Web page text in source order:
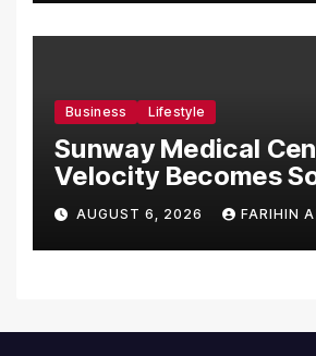
Business Lifestyle
Sunway Medical
Velocity Becomes
Asia’s First Hospital
Introduce the
NORAV Clinical
AUGUST 6, 2026 FARIHIN